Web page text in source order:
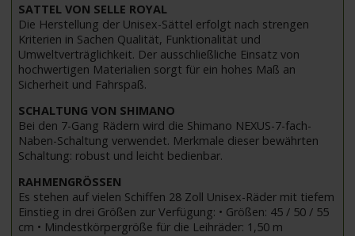
SATTEL VON SELLE ROYAL
Die Herstellung der Unisex-Sättel erfolgt nach strengen
Kriterien in Sachen Qualität, Funktionalität und
Umweltverträglichkeit. Der ausschließliche Einsatz von
hochwertigen Materialien sorgt für ein hohes Maß an
Sicherheit und Fahrspaß.
SCHALTUNG VON SHIMANO
Bei den 7-Gang Rädern wird die Shimano NEXUS-7-fach-
Naben-Schaltung verwendet. Merkmale dieser bewährten
Schaltung: robust und leicht bedienbar.
RAHMENGRÖSSEN
Es stehen auf vielen Schiffen 28 Zoll Unisex-Räder mit tiefem
Einstieg in drei Größen zur Verfügung: • Größen: 45 / 50 / 55
cm • Mindestkörpergröße für die Leihräder: 1,50 m